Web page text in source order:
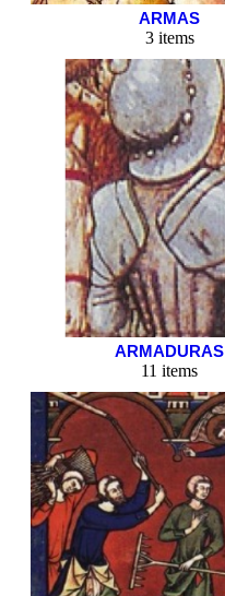
ARMAS
3 items
ARMADURAS
11 items